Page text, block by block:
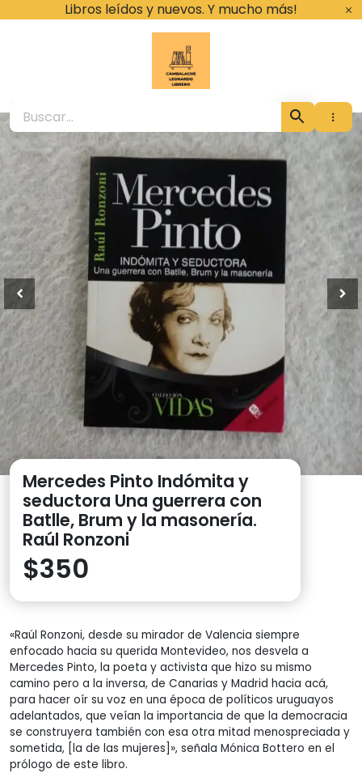
Libros leídos y nuevos. Y mucho más!
Cambalache
Mercedes Pinto Indómita y
seductora Una guerrera con
Batlle, Brum y la masonería.
Raúl Ronzoni
$350
«Raúl Ronzoni, desde su mirador de Valencia siempre
enfocado hacia su querida Montevideo, nos desvela a
Mercedes Pinto, la poeta y activista que hizo su mismo
camino pero a la inversa, de Canarias y Madrid hacia acá,
para hacer oír su voz en una época de políticos uruguayos
adelantados, que veían la importancia de que la democracia
se construyera también con esa otra mitad menospreciada y
sometida, [la de las mujeres]», señala Mónica Bottero en el
prólogo de este libro.